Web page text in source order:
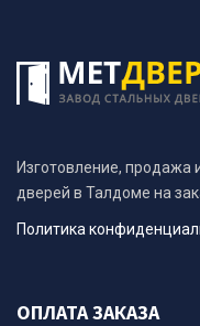
Изготовление, продажа
дверей в Талдоме на
Политика
ОПЛАТА ЗАКАЗА